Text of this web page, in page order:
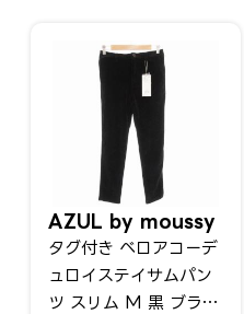
AZUL by moussy
タグ付き ベロアコーデ
ュロイステイサムパン
ツ スリム M 黒 ブラッ